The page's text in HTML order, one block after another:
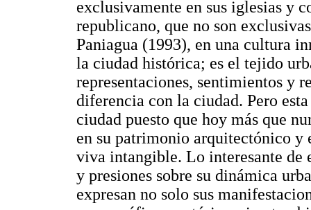
exclusivamente en sus iglesias y
republicano, que no son
Paniagua (1993), en una cultura
la ciudad histórica; es el tejido
representaciones, sentimientos y
diferencia con la ciudad. Pero
ciudad puesto que hoy más que
en su patrimonio arquitectónico y
viva intangible. Lo interesante de
y presiones sobre su dinámica
expresan no solo sus